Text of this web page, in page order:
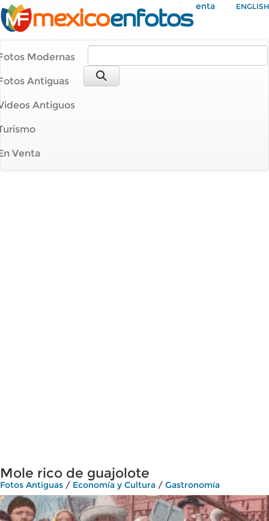
Mi Cuenta ENGLISH
Modernas
Antiguas
Antiguos
Venta
Mole rico de guajolote
Fotos Antiguas / Economía y Cultura / Gastronomía